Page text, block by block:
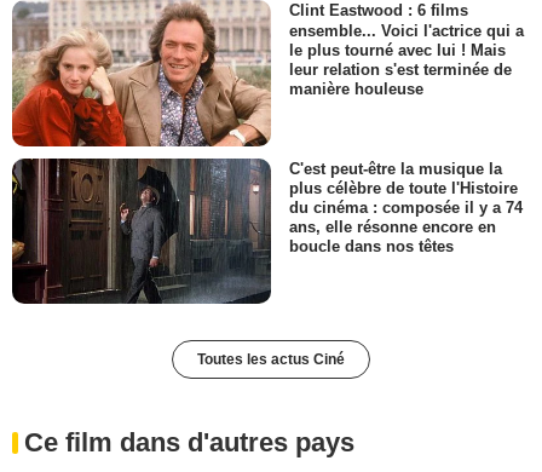
Clint Eastwood : 6 films
ensemble... Voici l'actrice qui a
le plus tourné avec lui ! Mais
leur relation s'est terminée de
manière houleuse
C'est peut-être la musique la
plus célèbre de toute l'Histoire
du cinéma : composée il y a 74
ans, elle résonne encore en
boucle dans nos têtes
Toutes les actus Ciné
Ce film dans d'autres pays